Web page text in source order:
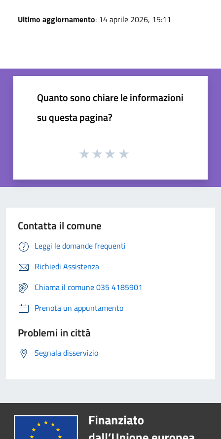
Ultimo aggiornamento: 14 aprile 2026, 15:11
Quanto sono chiare le informazioni
su questa pagina?
Contatta il comune
Leggi le domande frequenti
Richiedi Assistenza
Chiama il comune 035 4185901
Prenota un appuntamento
Problemi in città
Segnala disservizio